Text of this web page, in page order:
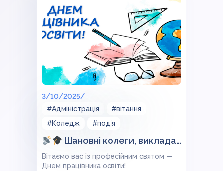
3/10/2025/
#Адміністрація
#вітання
#Коледж
#подія
Шановні колеги, викладачі та співробітники коледжу!
Вітаємо вас із професійним святом —
Днем працівника освіти!